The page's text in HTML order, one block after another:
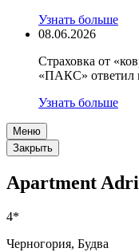
Узнать больше
08.06.2026
Страховка от
«ПАКС» ответил
Узнать больше
Меню
Закрыть
Apartment
4*
Черногория, Будва